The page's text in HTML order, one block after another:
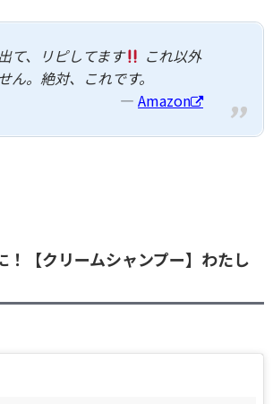
て、リピしてます
これ以外
ん。絶対、これです。
Amazon
！【クリームシャンプー】わたし